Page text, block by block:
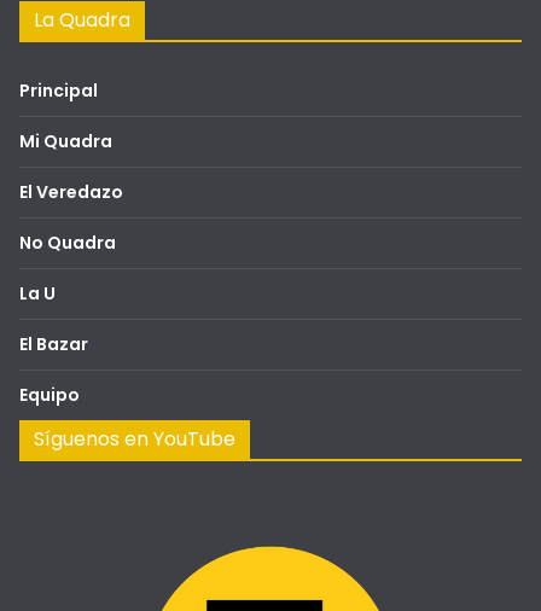
La Quadra
Principal
Mi Quadra
El Veredazo
No Quadra
La U
El Bazar
Equipo
Síguenos en YouTube